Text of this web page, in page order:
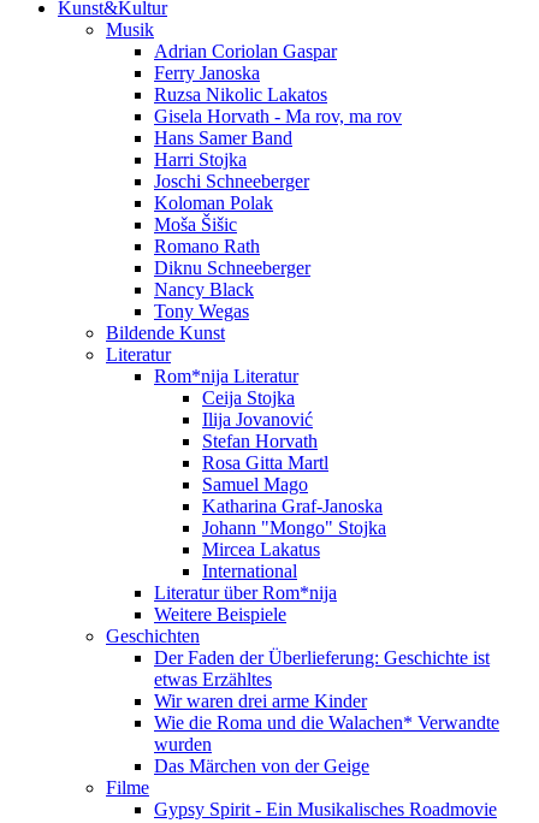
Kunst&Kultur
Musik
Adrian Coriolan Gaspar
Ferry Janoska
Ruzsa Nikolic Lakatos
Gisela Horvath - Ma rov, ma rov
Hans Samer Band
Harri Stojka
Joschi Schneeberger
Koloman Polak
Moša Šišic
Romano Rath
Diknu Schneeberger
Nancy Black
Tony Wegas
Bildende Kunst
Literatur
Rom*nija Literatur
Ceija Stojka
Ilija Jovanović
Stefan Horvath
Rosa Gitta Martl
Samuel Mago
Katharina Graf-Janoska
Johann "Mongo" Stojka
Mircea Lakatus
International
Literatur über Rom*nija
Weitere Beispiele
Geschichten
Der Faden der Überlieferung: Geschichte ist
etwas Erzähltes
Wir waren drei arme Kinder
Wie die Roma und die Walachen* Verwandte
wurden
Das Märchen von der Geige
Filme
Gypsy Spirit - Ein Musikalisches Roadmovie